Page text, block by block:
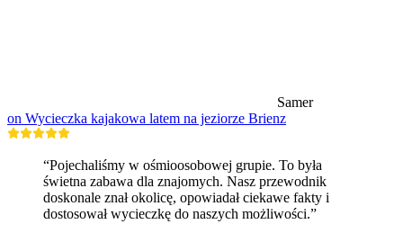
Samer
on Wycieczka kajakowa latem na jeziorze Brienz
“Pojechaliśmy w ośmioosobowej grupie. To była
świetna zabawa dla znajomych. Nasz przewodnik
doskonale znał okolicę, opowiadał ciekawe fakty i
dostosował wycieczkę do naszych możliwości.”